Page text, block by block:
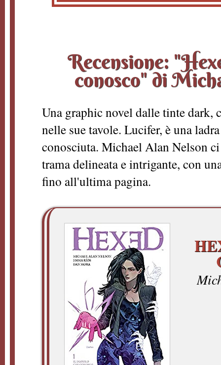
Recensione:
conosco" di
Una graphic novel dalle tinte dark,
nelle sue tavole. Lucifer, è una
conosciuta. Michael Alan Nelson
trama delineata e intrigante, con
fino all'ultima pagina.